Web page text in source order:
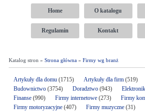
Home O katalogu
Regulamin Kontakt
Katalog stron » Strona główna» Firmy wg branż
Artykuły dla domu(1715) Artykuły dla firm(519)
Budownictwo(3754) Doradztwo(943)
Finanse(990) Firmy internetowe (273) Firmy
Firmy motoryzacyjne(407) Firmy muzyczne(31)